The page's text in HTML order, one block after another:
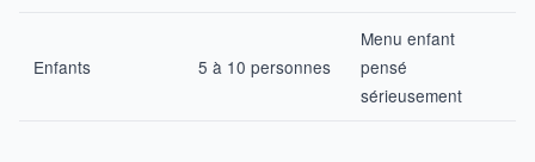
Enfants 5 à 10 personnes
Menu enfant
pensé
sérieusement